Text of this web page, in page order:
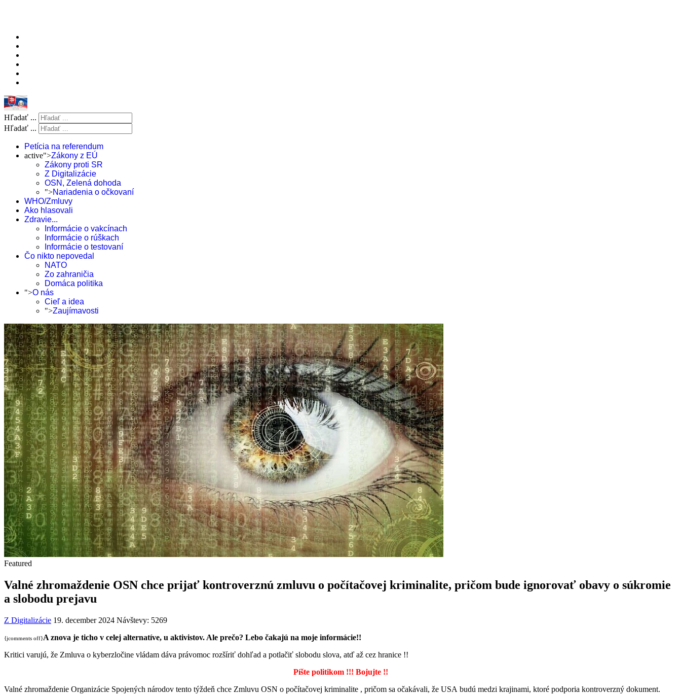
Hľadať ...
Hľadať ...
Petícia na referendum
active">Zákony z EÚ
Zákony proti SR
Z Digitalizácie
OSN, Zelená dohoda
">Nariadenia o očkovaní
WHO/Zmluvy
Ako hlasovali
Zdravie...
Informácie o vakcínach
Informácie o rúškach
Informácie o testovaní
Čo nikto nepovedal
NATO
Zo zahraničia
Domáca politika
">O nás
Cieľ a idea
">Zaujímavosti
Featured
Valné zhromaždenie OSN chce prijať kontroverznú zmluvu o počítačovej kriminalite, pričom bude ignorovať obavy o súkromie
a slobodu prejavu
Z Digitalizácie 19. december 2024 Návštevy: 5269
{jcomments off}A znova je ticho v celej alternatíve, u aktivistov. Ale prečo? Lebo čakajú na moje informácie!!
Kritici varujú, že Zmluva o kyberzločine vládam dáva právomoc rozšíriť dohľad a potlačiť slobodu slova, atď až cez hranice !!
Píšte politikom !!! Bojujte !!
Valné zhromaždenie Organizácie Spojených národov tento týždeň chce Zmluvu OSN o počítačovej kriminalite , pričom sa očakávali, že USA budú medzi krajinami, ktoré podporia kontroverzný dokument.